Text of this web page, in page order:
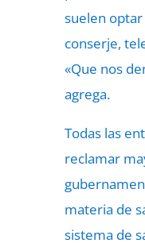
suelen
conserje,
«Que nos
agrega.
Todas las
reclamar
materia de
sistema de